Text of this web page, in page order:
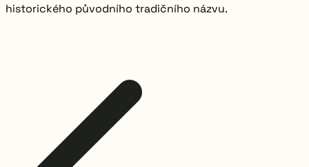
historického původního tradičního názvu.